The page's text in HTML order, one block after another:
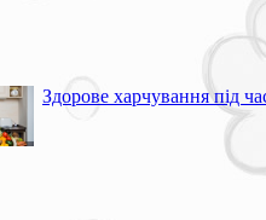
Здорове харчування під час